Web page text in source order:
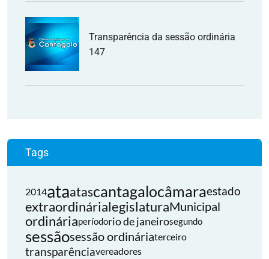
Transparência da sessão ordinária
147
Tags
2014ataatascantagalocâmaraestado
extraordinárialegislaturaMunicipal
ordináriaperíodorio de janeirosegundo
sessãosessão ordináriaterceiro
transparênciavereadores